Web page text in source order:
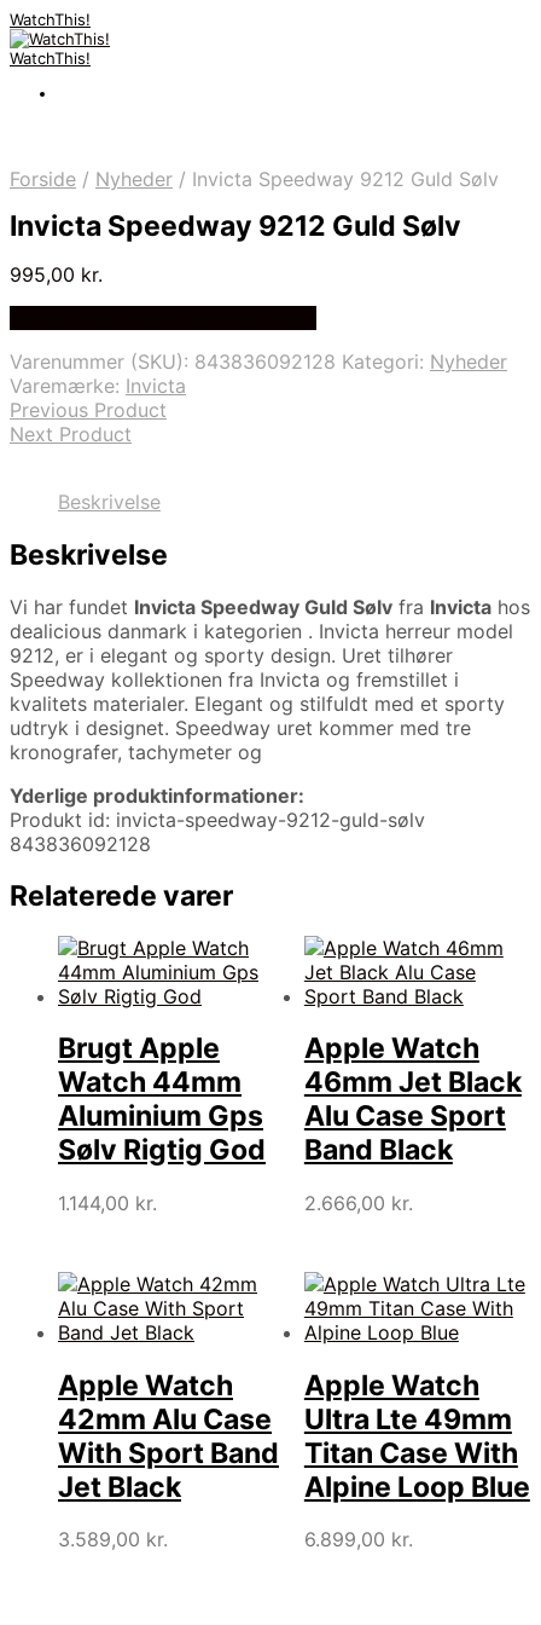
WatchThis!
WatchThis!
Forside / Nyheder / Invicta Speedway 9212 Guld Sølv
Invicta Speedway 9212 Guld Sølv
995,00 kr.
Varenummer (SKU): 843836092128 Kategori: Nyheder
Varemærke: Invicta
Previous Product
Next Product
Beskrivelse
Beskrivelse
Vi har fundet Invicta Speedway Guld Sølv fra Invicta hos
dealicious danmark i kategorien . Invicta herreur model
9212, er i elegant og sporty design. Uret tilhører
Speedway kollektionen fra Invicta og fremstillet i
kvalitets materialer. Elegant og stilfuldt med et sporty
udtryk i designet. Speedway uret kommer med tre
kronografer, tachymeter og
Yderlige produktinformationer:
Produkt id: invicta-speedway-9212-guld-sølv
843836092128
Relaterede varer
Brugt Apple
Watch 44mm
Aluminium Gps
Sølv Rigtig God
1.144,00 kr.
Apple Watch
46mm Jet Black
Alu Case Sport
Band Black
2.666,00 kr.
Apple Watch
42mm Alu Case
With Sport Band
Jet Black
3.589,00 kr.
Apple Watch
Ultra Lte 49mm
Titan Case With
Alpine Loop Blue
6.899,00 kr.